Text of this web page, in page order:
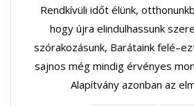
Rendkívüli időt élünk,
hogy újra elindulhassunk
szórakozásunk, Barátaink
sajnos még mindig érvényes
Alapítvány azonban az